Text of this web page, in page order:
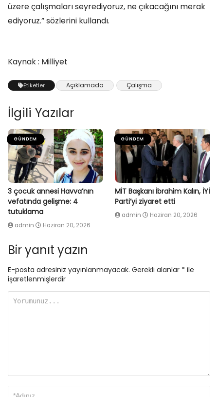
üzere çalışmaları seyrediyoruz, ne çıkacağını merak
ediyoruz.” sözlerini kullandı.
Kaynak : Milliyet
Etiketler Açıklamada Çalışma
İlgili Yazılar
GÜNDEM
3 çocuk annesi Havva’nın
vefatında gelişme: 4
tutuklama
admin Haziran 20, 2026
GÜNDEM
MİT Başkanı İbrahim Kalın, İYİ
Parti’yi ziyaret etti
admin Haziran 20, 2026
Bir yanıt yazın
E-posta adresiniz yayınlanmayacak. Gerekli alanlar * ile
işaretlenmişlerdir